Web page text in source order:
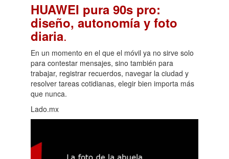
HUAWEI pura 90s pro:
diseño, autonomía y foto
diaria.
En un momento en el que el móvil ya no sirve solo
para contestar mensajes, sino también para
trabajar, registrar recuerdos, navegar la ciudad y
resolver tareas cotidianas, elegir bien importa más
que nunca.
Lado.mx